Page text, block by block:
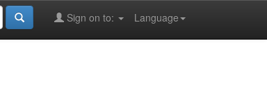
Language
Sign on to: